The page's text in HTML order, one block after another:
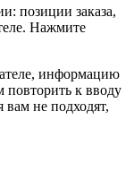
позиции заказа,
Нажмите
информацию
повторить к вводу
вам не подходят,